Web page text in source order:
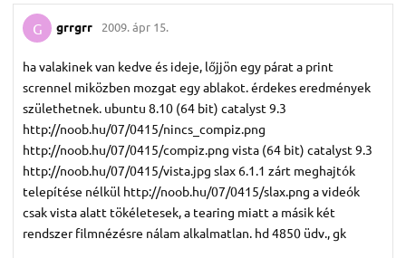
G grrgrr 2009. ápr 15.
ha valakinek van kedve és ideje, lőjjön egy párat a print
scrennel miközben mozgat egy ablakot. érdekes eredmények
születhetnek. ubuntu 8.10 (64 bit) catalyst 9.3
http://noob.hu/07/0415/nincs_compiz.png
http://noob.hu/07/0415/compiz.png vista (64 bit) catalyst 9.3
http://noob.hu/07/0415/vista.jpg slax 6.1.1 zárt meghajtók
telepítése nélkül http://noob.hu/07/0415/slax.png a videók
csak vista alatt tökéletesek, a tearing miatt a másik két
rendszer filmnézésre nálam alkalmatlan. hd 4850 üdv., gk